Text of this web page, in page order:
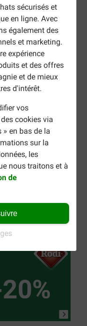
sécurisés et
en ligne. Avec
également des
et marketing.
expérience
et des offres
et de mieux
d'intérêt.
vos
cookies via
en bas de la
sur la
les
nous traitons et à
de